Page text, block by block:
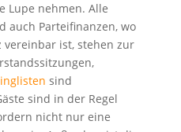
Lupe nehmen. Alle
auch Parteifinanzen, wo
ist, stehen zur
sind
sind in der Regel
nicht nur eine